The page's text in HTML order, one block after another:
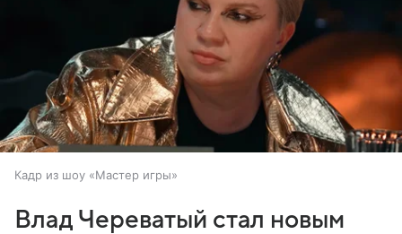
Кадр из шоу «Мастер игры»
Влад Череватый стал новым